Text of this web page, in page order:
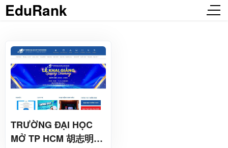
EduRank
TRƯỜNG ĐẠI HỌC
MỞ TP HCM 胡志明市